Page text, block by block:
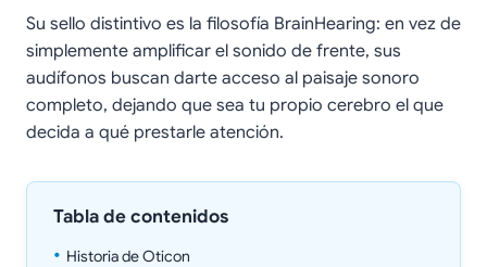
Su sello distintivo es la filosofía BrainHearing: en vez de
simplemente amplificar el sonido de frente, sus
audífonos buscan darte acceso al paisaje sonoro
completo, dejando que sea tu propio cerebro el que
decida a qué prestarle atención.
Tabla de contenidos
Historia de Oticon